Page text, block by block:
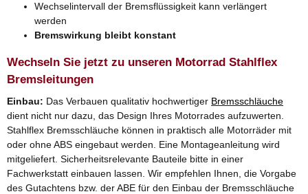
Wechselintervall der Bremsflüssigkeit kann verlängert
werden
Bremswirkung bleibt konstant
Wechseln Sie jetzt zu unseren Motorrad Stahlflex
Bremsleitungen
Einbau: Das Verbauen qualitativ hochwertiger Bremsschläuche
dient nicht nur dazu, das Design Ihres Motorrades aufzuwerten.
Stahlflex Bremsschläuche können in praktisch alle Motorräder mit
oder ohne ABS eingebaut werden. Eine Montageanleitung wird
mitgeliefert. Sicherheitsrelevante Bauteile bitte in einer
Fachwerkstatt einbauen lassen. Wir empfehlen Ihnen, die Vorgabe
des Gutachtens bzw. der ABE für den Einbau der Bremsschläuche